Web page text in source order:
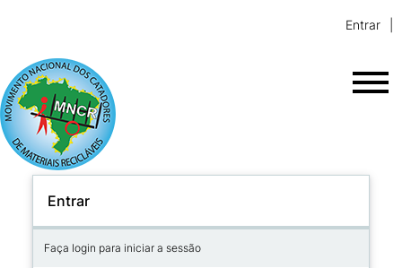
Entrar
Entrar
Faça login para iniciar a sessão